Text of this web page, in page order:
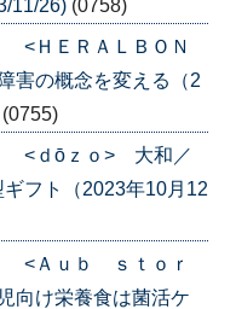
11/26) (0758)
<ＨＥＲＡＬＢＯＮ
害の概念を変える（2
(0755)
<ｄōｚｏ> 大和／
フト（2023年10月12
<Ａｕｂ ｓｔｏｒ
向け栄養食は菌活ケ